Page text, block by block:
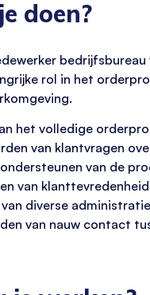
doen?
rol in het
het volledige
van klantvragen
van de
van
diverse
van nauw contact